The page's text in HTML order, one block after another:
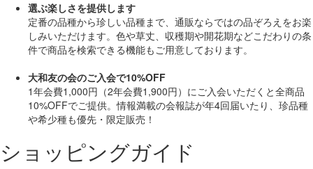
選ぶ楽しさを提供します
定番の品種から珍しい品種まで、通販ならではの品ぞろえをお楽
しみいただけます。色や草丈、収穫期や開花期などこだわりの条
件で商品を検索できる機能もご用意しております。
大和友の会のご入会で10%OFF
1年会費1,000円（2年会費1,900円）にご入会いただくと全商品
10%OFFでご提供。情報満載の会報誌が年4回届いたり、珍品種
や希少種も優先・限定販売！
ショッピングガイド